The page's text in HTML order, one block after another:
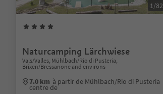
1/82
Naturcamping Lärchwiese
Vals/Valles, Mühlbach/Rio di Pusteria,
Brixen/Bressanone and environs
7.0 km à partir de Mühlbach/Rio di Pusteria
centre de